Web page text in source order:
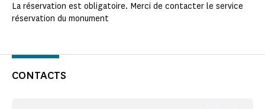
La réservation est obligatoire. Merci de contacter le service
réservation du monument
CONTACTS